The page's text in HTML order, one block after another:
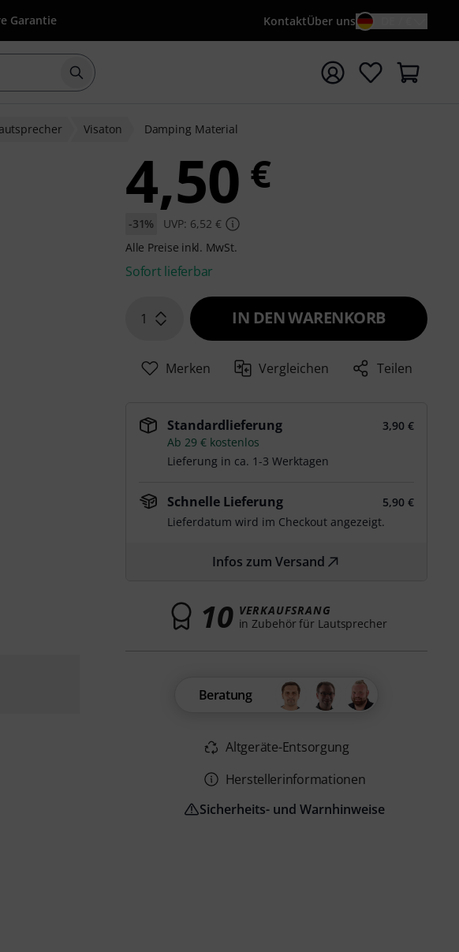
Garantie KontaktÜber uns
Suche mit Suchwort {searchTerm} starten
Visaton Damping Material
4,50 €
-31%
UVP: 6,52 €
Alle Preise inkl. MwSt.
Sofort lieferbar
1 IN DEN WARENKORB
Merken Vergleichen Teilen
Standardlieferung
3,90 €
Ab 29 € kostenlos
Lieferung in ca. 1-3 Werktagen
Schnelle Lieferung
5,90 €
Lieferdatum wird im Checkout angezeigt.
Infos zum Versand
10 VERKAUFSRANG
in Zubehör für Lautsprecher
Beratung
Altgeräte-Entsorgung
Herstellerinformationen
Sicherheits- und Warnhinweise